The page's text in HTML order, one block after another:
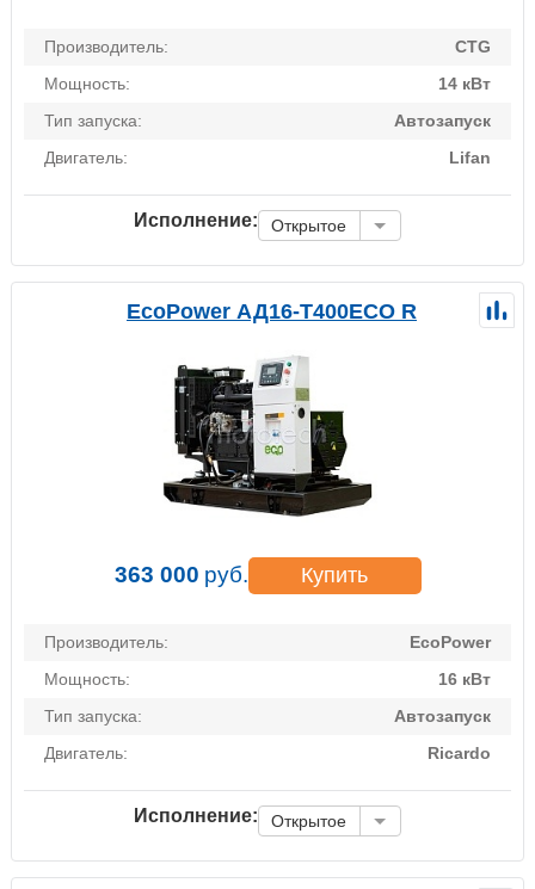
Производитель:
CTG
Мощность:
14 кВт
Тип запуска:
Автозапуск
Двигатель:
Lifan
Исполнение: Открытое
EcoPower АД16-T400ECO R
363 000 руб. Купить
Производитель:
EcoPower
Мощность:
16 кВт
Тип запуска:
Автозапуск
Двигатель:
Ricardo
Исполнение: Открытое